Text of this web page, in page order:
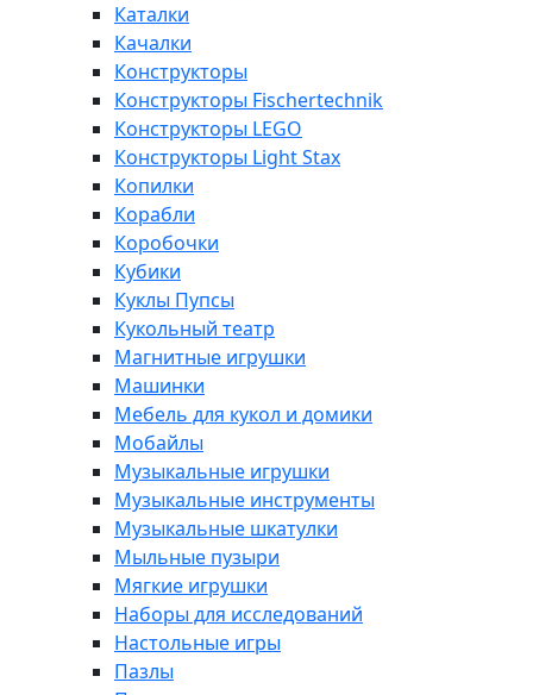
Каталки
Качалки
Конструкторы
Конструкторы Fisсhertechnik
Конструкторы LEGO
Конструкторы Light Stax
Копилки
Корабли
Коробочки
Кубики
Куклы Пупсы
Кукольный театр
Магнитные игрушки
Машинки
Мебель для кукол и домики
Мобайлы
Музыкальные игрушки
Музыкальные инструменты
Музыкальные шкатулки
Мыльные пузыри
Мягкие игрушки
Наборы для исследований
Настольные игры
Пазлы